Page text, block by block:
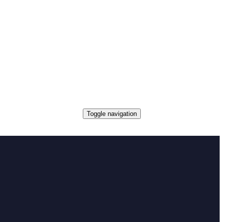
Toggle navigation